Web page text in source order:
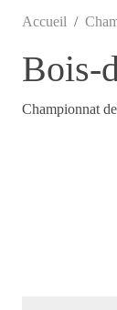
Accueil
Bois-
Championnat